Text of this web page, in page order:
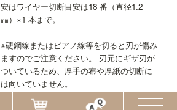
安はワイヤー切断目安は18 番（直径1.2
㎜）×1 本まで。
※硬鋼線またはピアノ線等を切ると刃が傷み
ますのでご注意ください。 刃元にギザ刃が
ついているため、厚手の布や厚紙の切断に
は向いていません。